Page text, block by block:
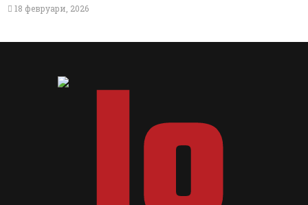
18 февруари, 2026